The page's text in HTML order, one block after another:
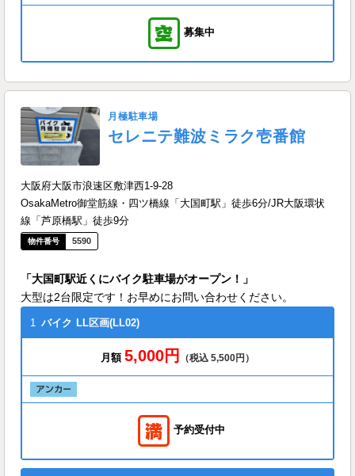
募集中
月極駐車場
セレニテ難波ミラク壱番館
大阪府大阪市浪速区敷津西1-9-28
OsakaMetro御堂筋線・四ツ橋線「大国町駅」徒歩6分/JR大阪環状
線「芦原橋駅」徒歩9分
5590
「大国町駅近くにバイク駐車場がオープン！」
大型は2台限定です！お早めにお問い合わせください。
1 バイク LL区画(LL02)
月額 5,000円 （税込 5,500円）
予約受付中